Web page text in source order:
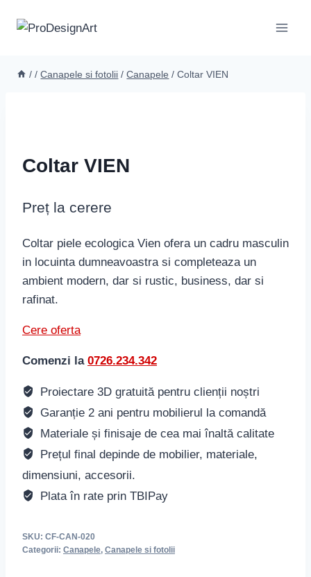
/ / Canapele si fotolii / Canapele / Coltar VIEN
Coltar VIEN
Preț la cerere
Coltar piele ecologica Vien ofera un cadru masculin
in locuinta dumneavoastra si completeaza un
ambient modern, dar si rustic, business, dar si
rafinat.
Cere oferta
Comenzi la 0726.234.342
Proiectare 3D gratuită pentru clienții noștri
Garanție 2 ani pentru mobilierul la comandă
Materiale și finisaje de cea mai înaltă calitate
Prețul final depinde de mobilier, materiale,
dimensiuni, accesorii.
Plata în rate prin TBIPay
SKU: CF-CAN-020
Categorii: Canapele, Canapele si fotolii